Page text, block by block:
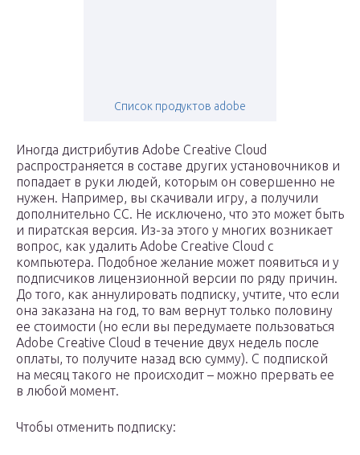
Список продуктов adobe
Иногда дистрибутив Adobe Creative Cloud
распространяется в составе других установочников и
попадает в руки людей, которым он совершенно не
нужен. Например, вы скачивали игру, а получили
дополнительно СС. Не исключено, что это может быть
и пиратская версия. Из-за этого у многих возникает
вопрос, как удалить Adobe Creative Cloud с
компьютера. Подобное желание может появиться и у
подписчиков лицензионной версии по ряду причин.
До того, как аннулировать подписку, учтите, что если
она заказана на год, то вам вернут только половину
ее стоимости (но если вы передумаете пользоваться
Adobe Creative Cloud в течение двух недель после
оплаты, то получите назад всю сумму). С подпиской
на месяц такого не происходит – можно прервать ее
в любой момент.
Чтобы отменить подписку: